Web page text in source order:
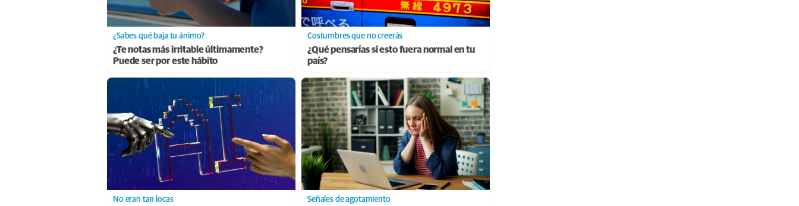
¿Sabes qué baja tu ánimo?
¿Te notas más irritable últimamente?
Puede ser por este hábito
Costumbres que no creerás
¿Qué pensarías si esto fuera normal en tu
país?
No eran tan locas Señales de agotamiento